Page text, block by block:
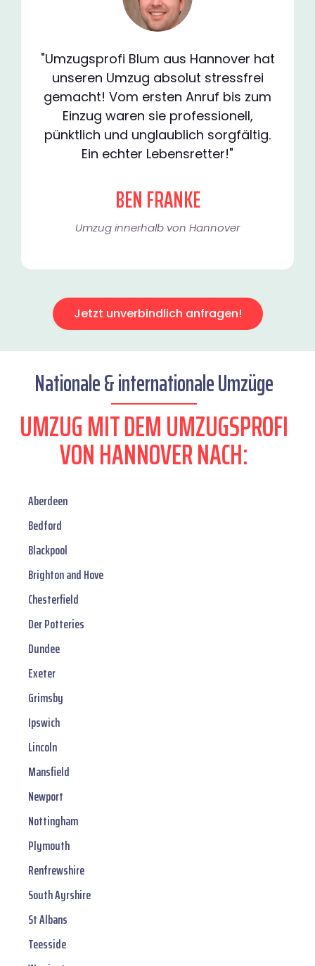
"Umzugsprofi Blum aus Hannover hat
unseren Umzug absolut stressfrei
gemacht! Vom ersten Anruf bis zum
Einzug waren sie professionell,
pünktlich und unglaublich sorgfältig.
Ein echter Lebensretter!"
BEN FRANKE
Umzug innerhalb von Hannover​
Jetzt unverbindlich anfragen!
Nationale & internationale Umzüge
UMZUG MIT DEM UMZUGSPROFI
VON HANNOVER NACH:
Aberdeen
Bedford
Blackpool
Brighton and Hove
Chesterfield
Der Potteries
Dundee
Exeter
Grimsby
Ipswich
Lincoln
Mansfield
Newport
Nottingham
Plymouth
Renfrewshire
South Ayrshire
St Albans
Teesside